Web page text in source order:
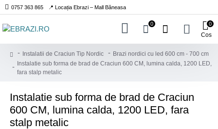
0757 363 865 📍 Locația Ebrazi – Mall Băneasa
0
Cos
0
Instalatii de Craciun Tip Nordic
Brazi nordici cu led 600 cm - 700 cm
Instalatie sub forma de brad de Craciun 600 CM, lumina calda, 1200 LED,
fara stalp metalic
Instalatie sub forma de brad de Craciun
600 CM, lumina calda, 1200 LED, fara
stalp metalic